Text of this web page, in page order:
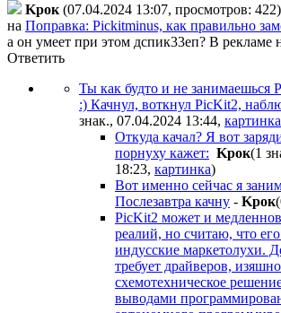
Kpoк (07.04.2024 13:07, просмотров: 422)
на Поправка: Pickitminus, как правильно
а он умеет при этом дспик33еп? В рекламе
Ответить
Ты как будто и не занимаешься
:) Качнул, воткнул PicKit2,
знак., 07.04.2024 13:44, картинка
Откуда качал? Я вот
порнуху кажет: Kpoк(1
18:23, картинка)
Вот именно сейчас я
Послезавтра качну - Kpoк
PicKit2 может и
реалий, но считаю, что
индусские маркетолухи.
требует драйверов,
схемотехническое
выводами